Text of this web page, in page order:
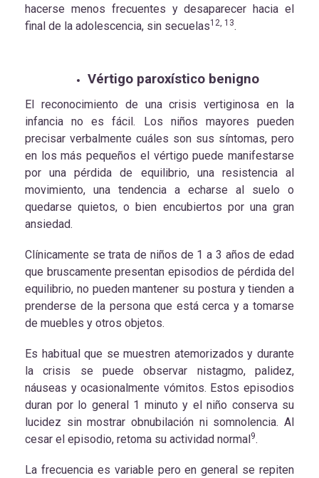
hacerse menos frecuentes y desaparecer hacia el
final de la adolescencia, sin secuelas12, 13.
Vértigo paroxístico benigno
El reconocimiento de una crisis vertiginosa en la
infancia no es fácil. Los niños mayores pueden
precisar verbalmente cuáles son sus síntomas, pero
en los más pequeños el vértigo puede manifestarse
por una pérdida de equilibrio, una resistencia al
movimiento, una tendencia a echarse al suelo o
quedarse quietos, o bien encubiertos por una gran
ansiedad.
Clínicamente se trata de niños de 1 a 3 años de edad
que bruscamente presentan episodios de pérdida del
equilibrio, no pueden mantener su postura y tienden a
prenderse de la persona que está cerca y a tomarse
de muebles y otros objetos.
Es habitual que se muestren atemorizados y durante
la crisis se puede observar nistagmo, palidez,
náuseas y ocasionalmente vómitos. Estos episodios
duran por lo general 1 minuto y el niño conserva su
lucidez sin mostrar obnubilación ni somnolencia. Al
cesar el episodio, retoma su actividad normal 9.
La frecuencia es variable pero en general se repiten